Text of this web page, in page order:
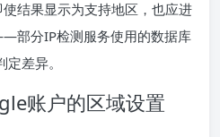
结果显示为支持地区，也应进
部分IP检测服务使用的数据库
差异。
账户的区域设置